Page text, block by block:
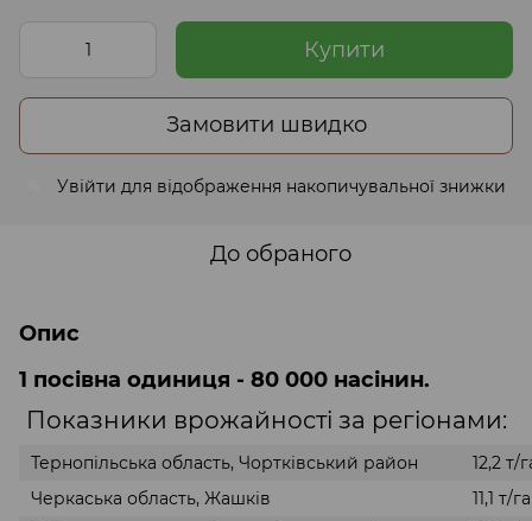
Купити
Замовити швидко
Увійти для відображення накопичувальної знижки
До обраного
Опис
1 посівна одиниця - 80 000 насінин.
Показники врожайності за регіонами:
Тернопільська область, Чортківський район
12,2 т/
Черкаська область, Жашків
11,1 т/га